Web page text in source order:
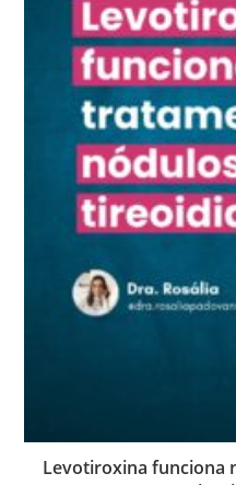
Levotiroxina funciona